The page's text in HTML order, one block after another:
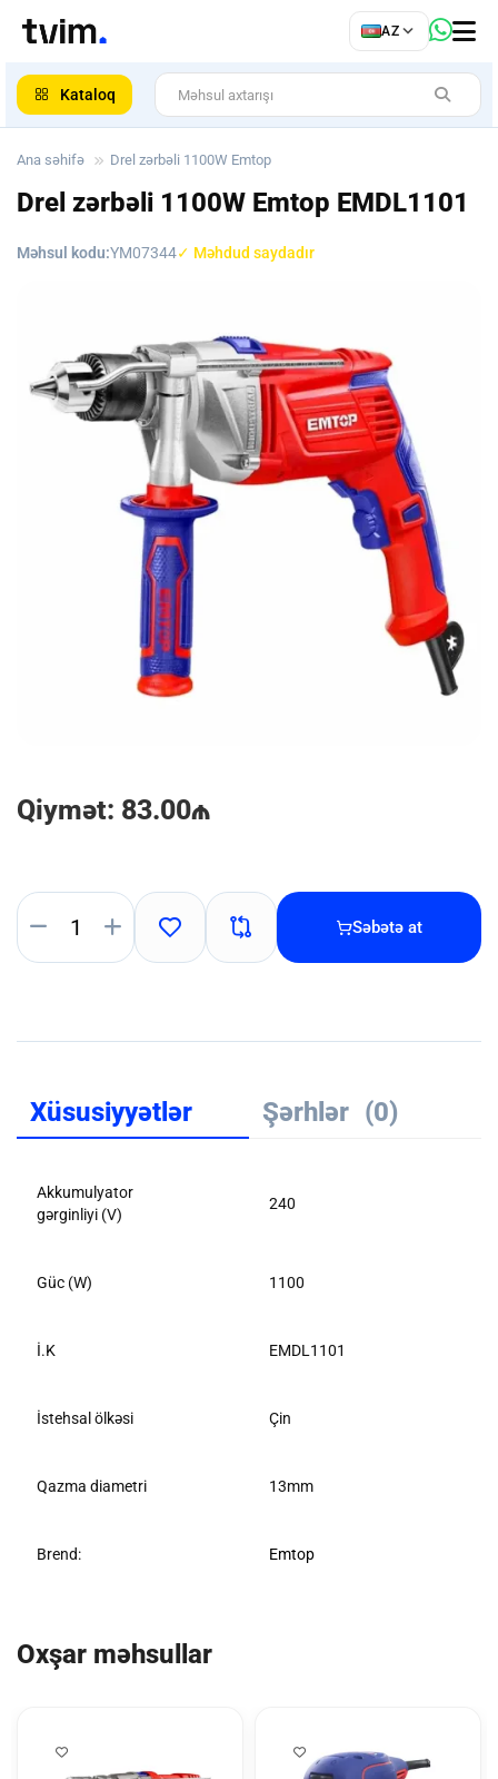
AZ
Kataloq
Ana səhifə Drel zərbəli 1100W Emtop
Drel zərbəli 1100W Emtop EMDL1101
Məhsul kodu:YM07344✓ Məhdud saydadır
Qiymət: 83.00₼
Səbətə at
Xüsusiyyətlər Şərhlər (0)
Akkumulyator
gərginliyi (V)
240
Güc (W) 1100
İ.K EMDL1101
İstehsal ölkəsi Çin
Qazma diametri 13mm
Brend: Emtop
Oxşar məhsullar